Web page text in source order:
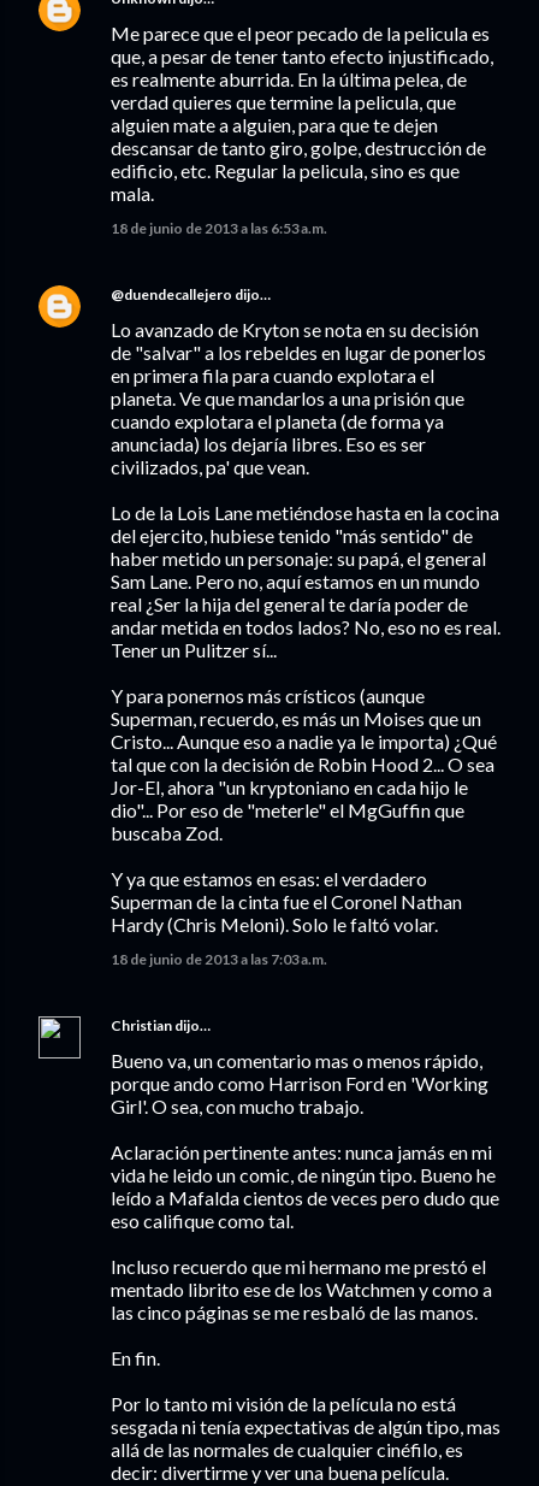
Me parece que el peor pecado de la pelicula es
que, a pesar de tener tanto efecto injustificado,
es realmente aburrida. En la última pelea, de
verdad quieres que termine la pelicula, que
alguien mate a alguien, para que te dejen
descansar de tanto giro, golpe, destrucción de
edificio, etc. Regular la pelicula, sino es que
mala.
18 de junio de 2013 a las 6:53 a.m.
@duendecallejero dijo…
Lo avanzado de Kryton se nota en su decisión
de "salvar" a los rebeldes en lugar de ponerlos
en primera fila para cuando explotara el
planeta. Ve que mandarlos a una prisión que
cuando explotara el planeta (de forma ya
anunciada) los dejaría libres. Eso es ser
civilizados, pa' que vean.
Lo de la Lois Lane metiéndose hasta en la cocina
del ejercito, hubiese tenido "más sentido" de
haber metido un personaje: su papá, el general
Sam Lane. Pero no, aquí estamos en un mundo
real ¿Ser la hija del general te daría poder de
andar metida en todos lados? No, eso no es real.
Tener un Pulitzer sí...
Y para ponernos más crísticos (aunque
Superman, recuerdo, es más un Moises que un
Cristo... Aunque eso a nadie ya le importa) ¿Qué
tal que con la decisión de Robin Hood 2... O sea
Jor-El, ahora "un kryptoniano en cada hijo le
dio"... Por eso de "meterle" el MgGuffin que
buscaba Zod.
Y ya que estamos en esas: el verdadero
Superman de la cinta fue el Coronel Nathan
Hardy (Chris Meloni). Solo le faltó volar.
18 de junio de 2013 a las 7:03 a.m.
Christian dijo…
Bueno va, un comentario mas o menos rápido,
porque ando como Harrison Ford en 'Working
Girl'. O sea, con mucho trabajo.
Aclaración pertinente antes: nunca jamás en mi
vida he leido un comic, de ningún tipo. Bueno he
leído a Mafalda cientos de veces pero dudo que
eso califique como tal.
Incluso recuerdo que mi hermano me prestó el
mentado librito ese de los Watchmen y como a
las cinco páginas se me resbaló de las manos.
En fin.
Por lo tanto mi visión de la película no está
sesgada ni tenía expectativas de algún tipo, mas
allá de las normales de cualquier cinéfilo, es
decir: divertirme y ver una buena película.